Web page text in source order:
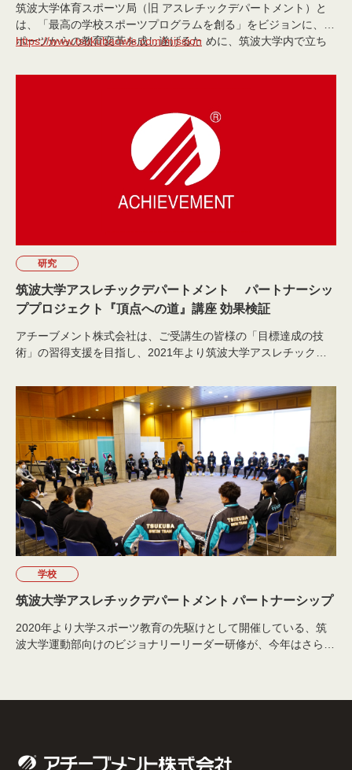
筑波大学体育スポーツ局（旧 アスレチックデパートメント）と
は、「最高の学校スポーツプログラムを創る」をビジョンに、ス
ポーツからの教育変革を成し遂げるた めに、筑波大学内で立ち
材育成、「学校にスポーツがあることの価値」を最大化する貢献
ーツ教育の変革を目指しています。
https://www.tsukubaowls.com/mission
研究
筑波大学アスレチックデパートメント パートナーシッ
ププロジェクト『頂点への道』講座 効果検証
アチーブメント株式会社は、ご受講生の皆様の「目標達成の技
術」の習得支援を目指し、2021年より筑波大学アスレチックデ
まいりました。2023年は、ご受講生を対象に『頂点への道』講
座アチーブメントテクノロジーコース及び『頂点への道』シリー
ズに関するアンケート調査を実施し、1625名の方に回答いただ
ました。
学校
筑波大学アスレチックデパートメント パートナーシップ
2020年より大学スポーツ教育の先駆けとして開催している、筑
波大学運動部向けのビジョナリーリーダー研修が、今年はさらな